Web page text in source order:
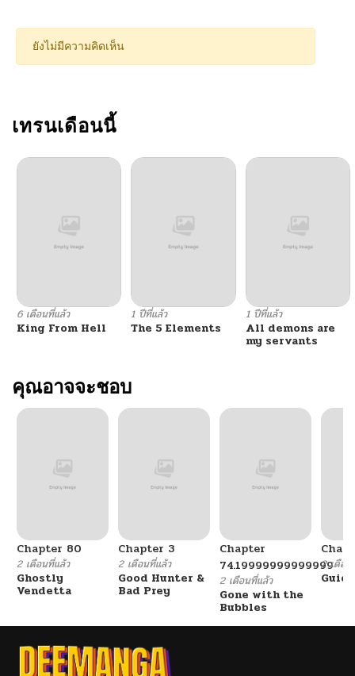
ตอนที่ 91 11/19/2024
ตอนที่ 89
ตอนที่ 88
ตอนที่ 86 11/19/2024
ตอนที่ 85
ตอนที่ 84 11/19/2024
ตอนที่ 83
ตอนที่ 79 11/19/2024
ตอนที่ 78 11/19/2024
ตอนที่ 77
ยังไม่มีความคิดเห็น
เทรนเดือนนี้
6 เดือนที่แล้ว
King From Hell
1 ปีที่แล้ว
The 5 Elements
1 ปีที่แล้ว
All demons are
my servants
คุณอาจจะชอบ
Chapter 80
2 เดือนที่แล้ว
Ghostly
Vendetta
Chapter 3
2 เดือนที่แล้ว
Good Hunter &
Bad Prey
Chapter
74.19999999999999
2 เดือนที่แล้ว
Gone with the
Bubbles
2 เดือน